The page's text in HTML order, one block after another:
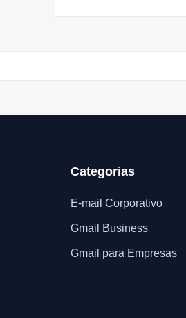
Categorias
E-mail Corporativo
Gmail Business
Gmail para Empresas